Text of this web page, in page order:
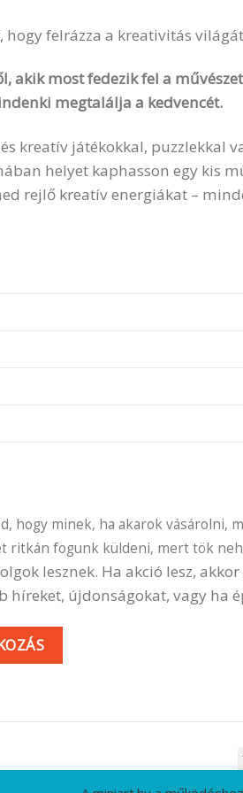
hogy felrázza a kreativitás
akik most fedezik fel a
megtalálja a kedvencét.
kreatív játékokkal,
helyet kaphasson egy kis
rejlő kreatív energiákat –
hogy minek, ha akarok vásárolni,
ritkán fogunk küldeni, mert tök
lesznek. Ha akció lesz,
híreket, újdonságokat, vagy